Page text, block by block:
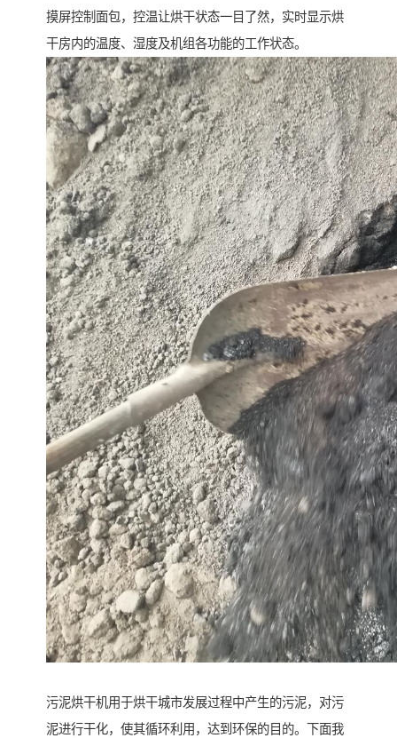
摸屏控制面包，控温让烘干状态一目了然，实时显示烘
干房内的温度、湿度及机组各功能的工作状态。
污泥烘干机用于烘干城市发展过程中产生的污泥，对污
泥进行干化，使其循环利用，达到环保的目的。下面我